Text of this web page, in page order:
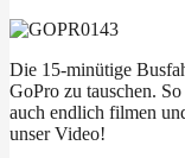
Die 15-minütige
GoPro zu tauschen.
auch endlich filmen
unser Video!